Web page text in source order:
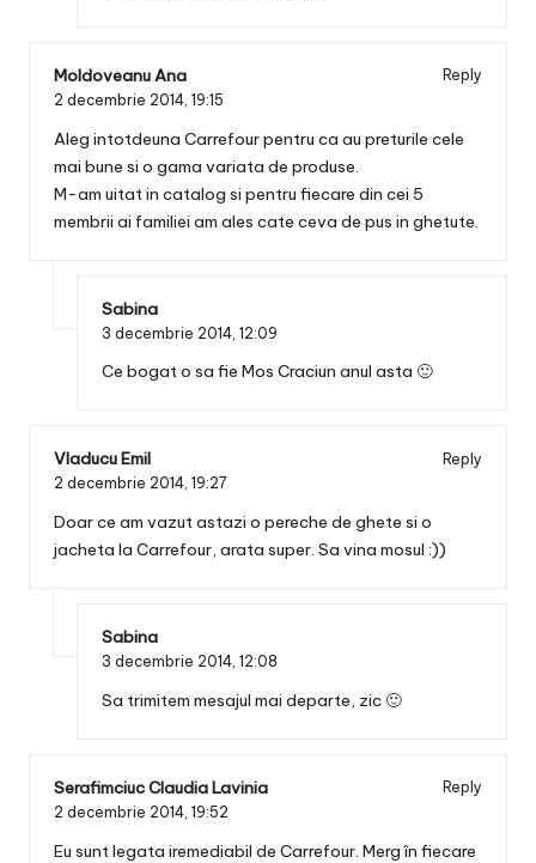
Moldoveanu Ana
Reply
2 decembrie 2014, 19:15
Aleg intotdeuna Carrefour pentru ca au preturile cele
mai bune si o gama variata de produse.
M-am uitat in catalog si pentru fiecare din cei 5
membrii ai familiei am ales cate ceva de pus in ghetute.
Sabina
3 decembrie 2014, 12:09
Ce bogat o sa fie Mos Craciun anul asta 🙂
Vladucu Emil
Reply
2 decembrie 2014, 19:27
Doar ce am vazut astazi o pereche de ghete si o
jacheta la Carrefour, arata super. Sa vina mosul :))
Sabina
3 decembrie 2014, 12:08
Sa trimitem mesajul mai departe, zic 🙂
Serafimciuc Claudia Lavinia
Reply
2 decembrie 2014, 19:52
Eu sunt legata iremediabil de Carrefour. Merg în fiecare